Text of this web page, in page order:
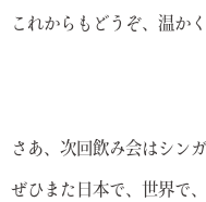
これからもどうぞ、温か
さあ、次回飲み会はシン
ぜひまた日本で、世界で